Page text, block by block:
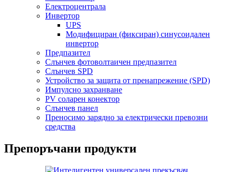
Електроцентрала
Инвертор
UPS
Модифициран (фиксиран) синусоидален
инвертор
Предпазител
Слънчев фотоволтаичен предпазител
Слънчев SPD
Устройство за защита от пренапрежение (SPD)
Импулсно захранване
PV соларен конектор
Слънчев панел
Преносимо зарядно за електрически превозни
средства
Препоръчани продукти